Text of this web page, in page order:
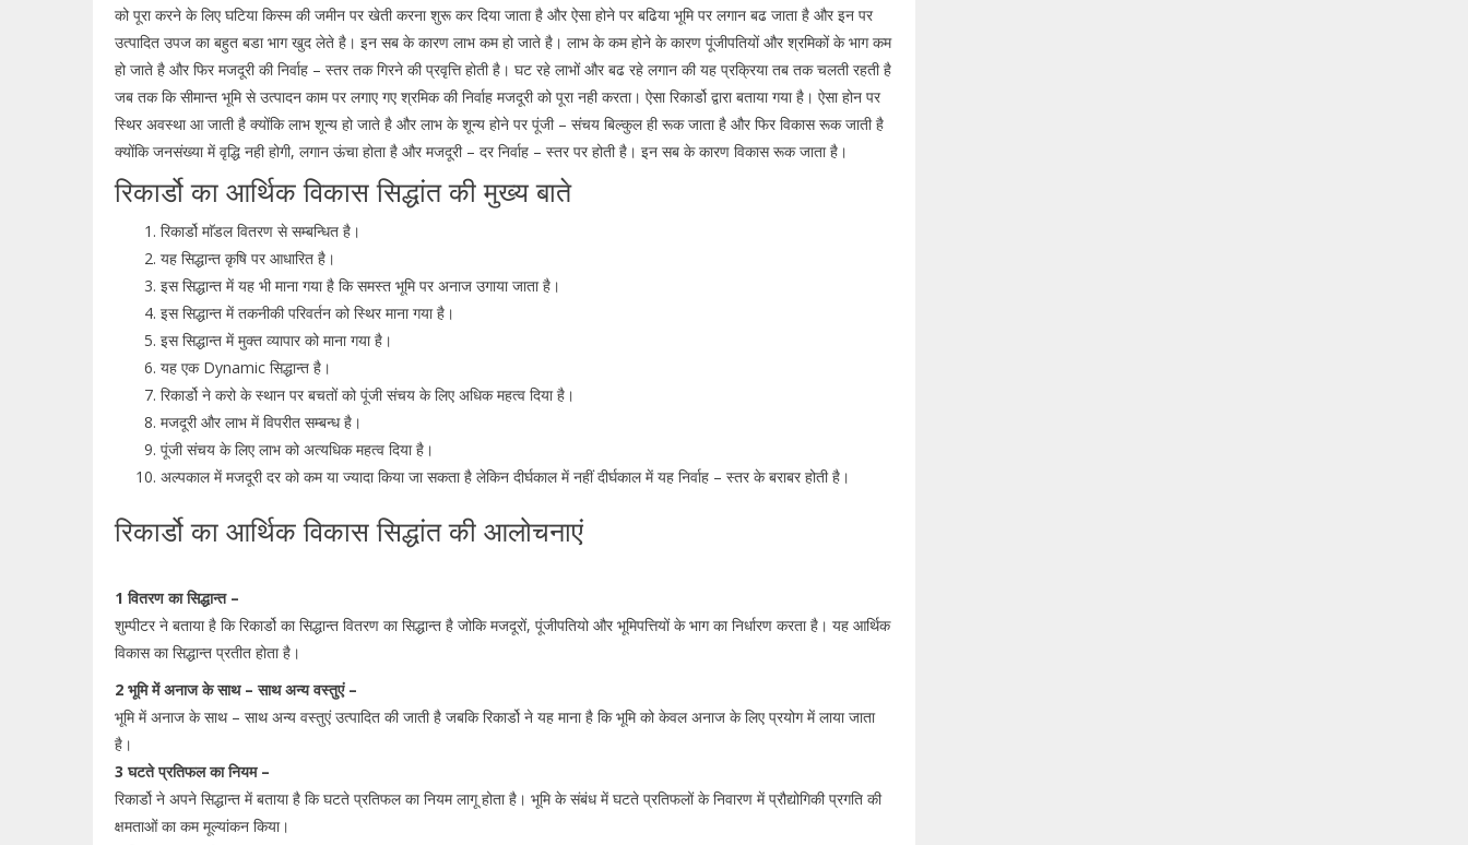
को पूरा करने के लिए घटिया किस्म की जमीन पर खेती करना शुरू कर दिया जाता है और ऐसा होने पर बढिया भूमि पर लगान बढ जाता है और इन पर
उत्पादित उपज का बहुत बडा भाग खुद लेते है। इन सब के कारण लाभ कम हो जाते है। लाभ के कम होने के कारण पूंजीपतियों और श्रमिकों के भाग कम
हो जाते है और फिर मजदूरी की निर्वाह – स्तर तक गिरने की प्रवृत्ति होती है। घट रहे लाभों और बढ रहे लगान की यह प्रक्रिया तब तक चलती रहती है
जब तक कि सीमान्त भूमि से उत्पादन काम पर लगाए गए श्रमिक की निर्वाह मजदूरी को पूरा नही करता। ऐसा रिकार्डो द्वारा बताया गया है। ऐसा होन पर
स्थिर अवस्था आ जाती है क्योंकि लाभ शून्य हो जाते है और लाभ के शून्य होने पर पूंजी – संचय बिल्कुल ही रूक जाता है और फिर विकास रूक जाती है
क्योंकि जनसंख्या में वृद्धि नही होगी, लगान ऊंचा होता है और मजदूरी – दर निर्वाह – स्तर पर होती है। इन सब के कारण विकास रूक जाता है।
रिकार्डो का आर्थिक विकास सिद्धांत की मुख्य बाते
रिकार्डो माॅडल वितरण से सम्बन्धित है।
यह सिद्धान्त कृषि पर आधारित है।
इस सिद्धान्त में यह भी माना गया है कि समस्त भूमि पर अनाज उगाया जाता है।
इस सिद्धान्त में तकनीकी परिवर्तन को स्थिर माना गया है।
इस सिद्धान्त में मुक्त व्यापार को माना गया है।
यह एक Dynamic सिद्धान्त है।
रिकार्डो ने करो के स्थान पर बचतों को पूंजी संचय के लिए अधिक महत्व दिया है।
मजदूरी और लाभ में विपरीत सम्बन्ध है।
पूंजी संचय के लिए लाभ को अत्यधिक महत्व दिया है।
अल्पकाल में मजदूरी दर को कम या ज्यादा किया जा सकता है लेकिन दीर्घकाल में नहीं दीर्घकाल में यह निर्वाह – स्तर के बराबर होती है।
रिकार्डो का आर्थिक विकास सिद्धांत की आलोचनाएं
1 वितरण का सिद्धान्त –
शुम्पीटर ने बताया है कि रिकार्डो का सिद्धान्त वितरण का सिद्धान्त है जोकि मजदूरों, पूंजीपतियो और भूमिपत्तियों के भाग का निर्धारण करता है। यह आर्थिक
विकास का सिद्धान्त प्रतीत होता है।
2 भूमि में अनाज के साथ – साथ अन्य वस्तुएं –
भूमि में अनाज के साथ – साथ अन्य वस्तुएं उत्पादित की जाती है जबकि रिकार्डो ने यह माना है कि भूमि को केवल अनाज के लिए प्रयोग में लाया जाता
है।
3 घटते प्रतिफल का नियम –
रिकार्डो ने अपने सिद्धान्त में बताया है कि घटते प्रतिफल का नियम लागू होता है। भूमि के संबंध में घटते प्रतिफलों के निवारण में प्रौद्योगिकी प्रगति की
क्षमताओं का कम मूल्यांकन किया।